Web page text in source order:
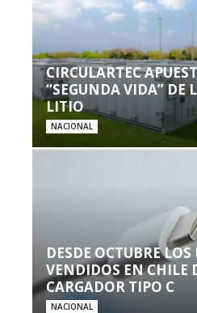
CIRCULARTEC
“SEGUNDA VIDA” DE
LITIO
NACIONAL
DESDE OCTUBRE
VENDIDOS EN CHILE
CARGADOR TIPO C
NACIONAL